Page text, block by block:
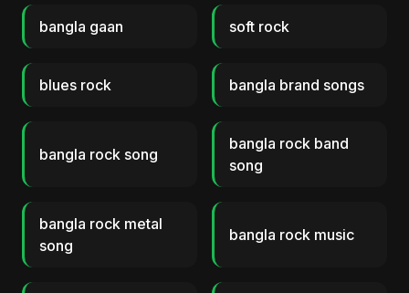
bangla gaan soft rock
blues rock bangla brand songs
bangla rock song
bangla rock band
song
bangla rock metal
song
bangla rock music